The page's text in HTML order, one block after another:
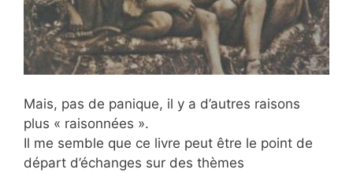
Mais, pas de panique, il y a d’autres raisons
plus « raisonnées ».
Il me semble que ce livre peut être le point de
départ d’échanges sur des thèmes